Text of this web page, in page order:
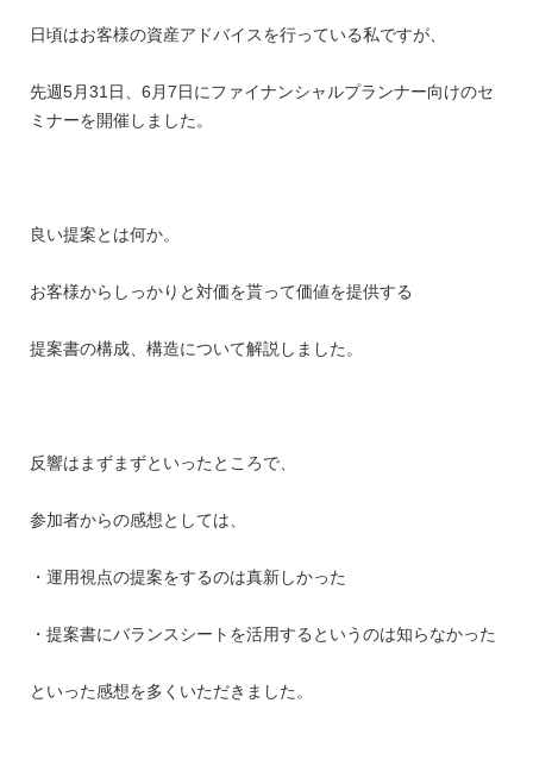
日頃はお客様の資産アドバイスを行っている私ですが、
先週5月31日、6月7日にファイナンシャルプランナー向けのセ
ミナーを開催しました。
良い提案とは何か。
お客様からしっかりと対価を貰って価値を提供する
提案書の構成、構造について解説しました。
反響はまずまずといったところで、
参加者からの感想としては、
・運用視点の提案をするのは真新しかった
・提案書にバランスシートを活用するというのは知らなかった
といった感想を多くいただきました。